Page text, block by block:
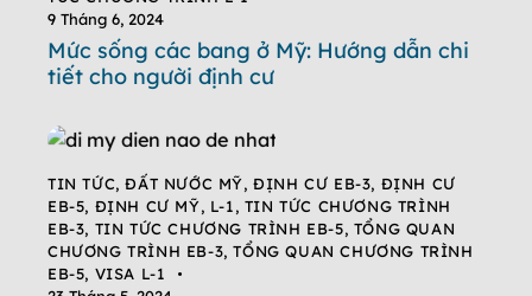
9 Tháng 6, 2024
Mức sống các bang ở Mỹ: Hướng dẫn chi
tiết cho người định cư
TIN TỨC,ĐẤT NƯỚC MỸ,ĐỊNH CƯ EB-3, ĐỊNH CƯ
EB-5, ĐỊNH CƯ MỸ, L-1, TIN TỨC CHƯƠNG TRÌNH
EB-3, TIN TỨC CHƯƠNG TRÌNH EB-5, TỔNG QUAN
CHƯƠNG TRÌNH EB-3,TỔNG QUAN CHƯƠNG TRÌNH
EB-5, VISA L-1